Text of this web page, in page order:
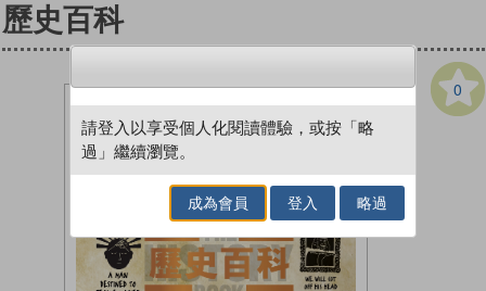
歷史百科
0
請登入以享受個人化閱讀體驗，或按「略
過」繼續瀏覽。
成為會員 登入 略過